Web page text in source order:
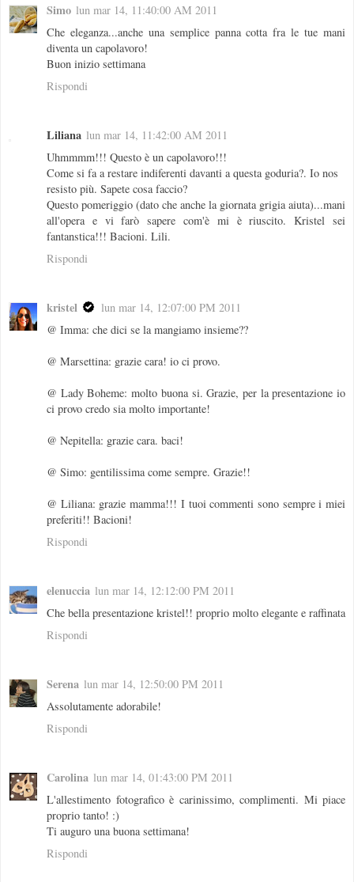
Simo lun mar 14, 11:40:00 AM 2011
Che eleganza...anche una semplice panna cotta fra le tue mani
diventa un capolavoro!
Buon inizio settimana
Rispondi
Liliana lun mar 14, 11:42:00 AM 2011
Uhmmmm!!! Questo è un capolavoro!!!
Come si fa a restare indiferenti davanti a questa goduria?. Io nos
resisto più. Sapete cosa faccio?
Questo pomeriggio (dato che anche la giornata grigia aiuta)...mani
all'opera e vi farò sapere com'è mi è riuscito. Kristel sei
fantanstica!!! Bacioni. Lili.
Rispondi
kristel
lun mar 14, 12:07:00 PM 2011
@ Imma: che dici se la mangiamo insieme??
@ Marsettina: grazie cara! io ci provo.
@ Lady Boheme: molto buona si. Grazie, per la presentazione io
ci provo credo sia molto importante!
@ Nepitella: grazie cara. baci!
@ Simo: gentilissima come sempre. Grazie!!
@ Liliana: grazie mamma!!! I tuoi commenti sono sempre i miei
preferiti!! Bacioni!
Rispondi
elenuccia lun mar 14, 12:12:00 PM 2011
Che bella presentazione kristel!! proprio molto elegante e raffinata
Rispondi
Serena lun mar 14, 12:50:00 PM 2011
Assolutamente adorabile!
Rispondi
Carolina lun mar 14, 01:43:00 PM 2011
L'allestimento fotografico è carinissimo, complimenti. Mi piace
proprio tanto! :)
Ti auguro una buona settimana!
Rispondi